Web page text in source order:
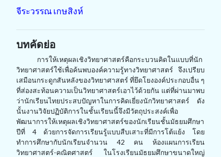
จีระวรรณ เกษสิงห์
บทคัดย่อ
การให้เหตุผลเชิงวิทยาศาสตร์คือกระบวนคิดในแบบที่นัก
วิทยาศาสตร์ใช้เพื่อค้นพบองค์ความรู้ทางวิทยาศาสตร์ จึงเปรียบ
เสมือนกระดูกสันหลังของวิทยาศาสตร์ ที่ยึดโยงองค์ประกอบอื่น ๆ
ที่ส่องสะท้อนความเป็นวิทยาศาสตร์เอาไว้ด้วยกัน แต่ที่ผ่านมาพบ
ว่านักเรียนไทยประสบปัญหาในการคิดเยี่ยงนักวิทยาศาสตร์ ดัง
นั้นงานวิจัยปฏิบัติการในชั้นเรียนนี้จึงมีวัตถุประสงค์เพื่อ
พัฒนาการให้เหตุผลเชิงวิทยาศาสตร์ของนักเรียนชั้นมัธยมศึกษา
ปีที่ 4 ด้วยการจัดการเรียนรู้แบบสืบเสาะที่มีการโต้แย้ง โดย
ทำการศึกษากับนักเรียนจำนวน 42 คน ห้องแผนการเรียน
วิทยาศาสตร์-คณิตศาสตร์ ในโรงเรียนมัธยมศึกษาขนาดใหญ่